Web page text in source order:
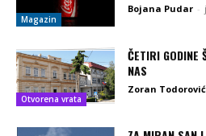
Magazin
Bojana Pudar -
Otvorena vrata
ČETIRI GODINE
NAS
Zoran Todorović